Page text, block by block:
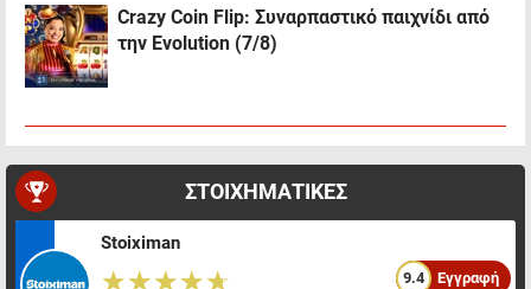
Crazy Coin Flip: Συναρπαστικό παιχνίδι από
την Evolution (7/8)
ΣΤΟΙΧΗΜΑΤΙΚΕΣ
Stoiximan
☆☆☆☆☆
★★★★★ 9.4 Εγγραφή